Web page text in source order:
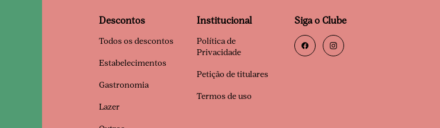
Descontos
Todos os descontos
Estabelecimentos
Gastronomia
Lazer
Institucional
Política de
Privacidade
Petição de titulares
Termos de uso
Siga o Clube